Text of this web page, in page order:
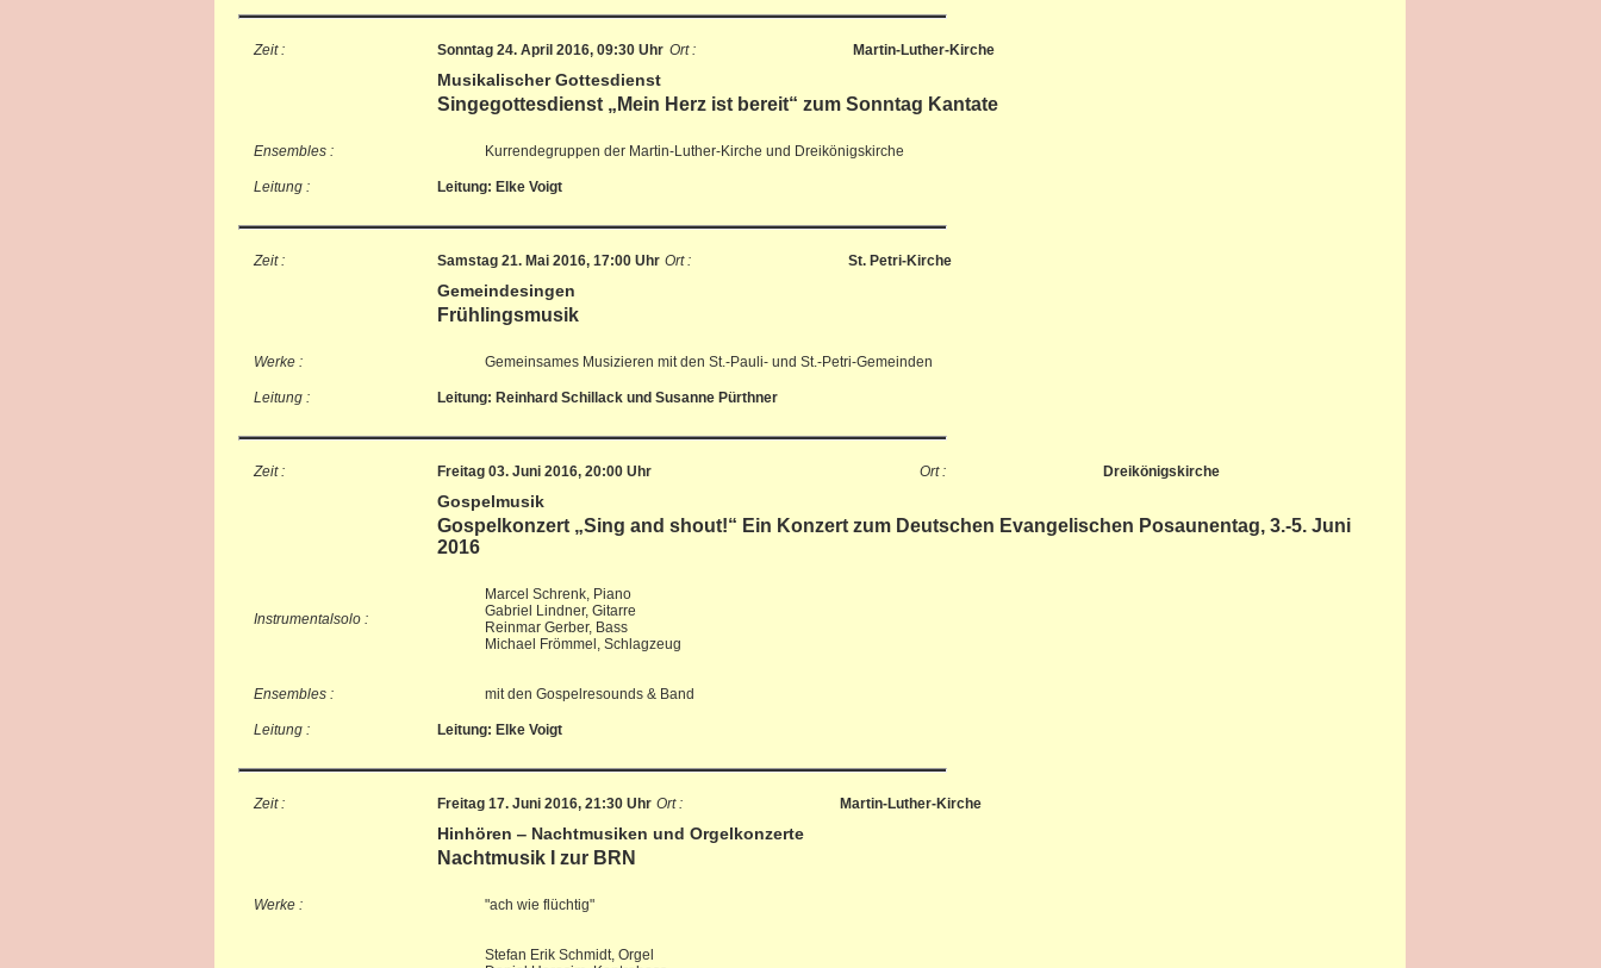
Zeit : Sonntag 24. April 2016, 09:30 Uhr Ort : Martin-Luther-Kirche
Musikalischer Gottesdienst
Singegottesdienst „Mein Herz ist bereit“ zum Sonntag Kantate
Ensembles : Kurrendegruppen der Martin-Luther-Kirche und Dreikönigskirche
Leitung : Leitung: Elke Voigt
Zeit : Samstag 21. Mai 2016, 17:00 Uhr Ort : St. Petri-Kirche
Gemeindesingen
Frühlingsmusik
Werke : Gemeinsames Musizieren mit den St.-Pauli- und St.-Petri-Gemeinden
Leitung : Leitung: Reinhard Schillack und Susanne Pürthner
Zeit : Freitag 03. Juni 2016, 20:00 Uhr Ort : Dreikönigskirche
Gospelmusik
Gospelkonzert „Sing and shout!“ Ein Konzert zum Deutschen Evangelischen Posaunentag, 3.-5. Juni
2016
Instrumentalsolo :
Marcel Schrenk, Piano
Gabriel Lindner, Gitarre
Reinmar Gerber, Bass
Michael Frömmel, Schlagzeug
Ensembles : mit den Gospelresounds & Band
Leitung : Leitung: Elke Voigt
Zeit : Freitag 17. Juni 2016, 21:30 Uhr Ort : Martin-Luther-Kirche
Hinhören ‒ Nachtmusiken und Orgelkonzerte
Nachtmusik I zur BRN
Werke : "ach wie flüchtig"
Stefan Erik Schmidt, Orgel